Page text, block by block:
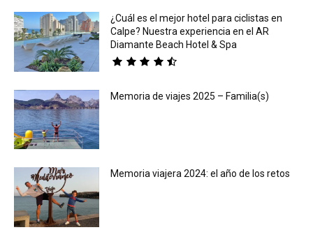
¿Cuál es el mejor hotel para ciclistas en
Calpe? Nuestra experiencia en el AR
Diamante Beach Hotel & Spa
Memoria de viajes 2025 – Familia(s)
Memoria viajera 2024: el año de los retos